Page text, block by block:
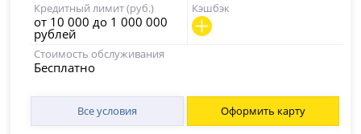
Кредитный лимит (руб.)
от 10 000 до 1 000 000
рублей
Кэшбэк
Стоимость обслуживания
Бесплатно
Все условия Оформить карту